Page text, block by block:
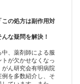
法
法
この処方は副作用対
な疑問を解決！
、薬剤師による服
が欠かせなくなっ
ん研究会有明病院
を多数紹介し、そ